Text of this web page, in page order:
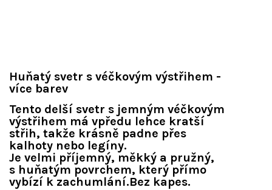
Huňatý svetr s véčkovým výstřihem -
více barev
Tento delší svetr s jemným véčkovým
výstřihem má vpředu lehce kratší
střih, takže krásně padne přes
kalhoty nebo legíny.
Je velmi příjemný, měkký a pružný,
s huňatým povrchem, který přímo
vybízí k zachumlání.Bez kapes.